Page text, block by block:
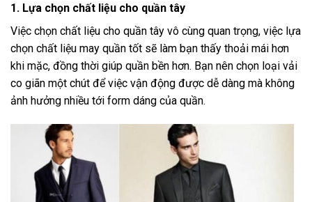
1. Lựa chọn chất liệu cho quần tây
Việc chọn chất liệu cho quần tây vô cùng quan trọng, việc lựa
chọn chất liệu may quần tốt sẽ làm bạn thấy thoải mái hơn
khi mặc, đồng thời giúp quần bền hơn. Bạn nên chọn loại vải
co giãn một chút để việc vận động được dễ dàng mà không
ảnh hưởng nhiều tới form dáng của quần.